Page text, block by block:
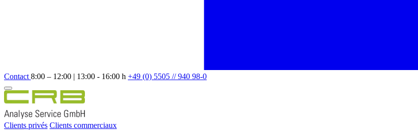
Contact 8:00 – 12:00 | 13:00 - 16:00 h +49 (0) 5505 // 940 98-0
Clients privés Clients commerciaux